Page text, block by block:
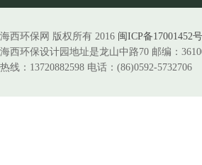
海西环保网 版权所有 2016 闽ICP备17001452
海西环保设计园地址是龙山中路70 邮编：
热线：13720882598 电话：(86)0592-5732706